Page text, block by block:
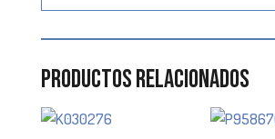
Productos relacionados